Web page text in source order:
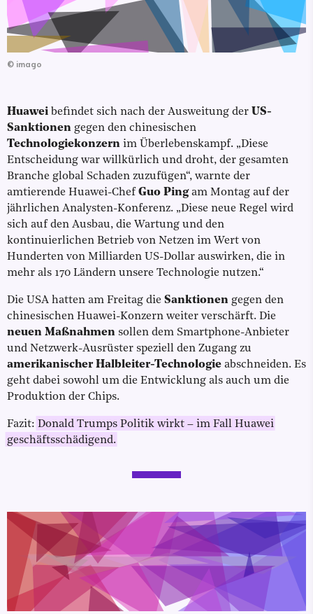
© imago
Huawei befindet sich nach der Ausweitung der US-
Sanktionen gegen den chinesischen
Technologiekonzern im Überlebenskampf. „Diese
Entscheidung war willkürlich und droht, der gesamten
Branche global Schaden zuzufügen“, warnte der
amtierende Huawei-Chef Guo Pingam Montag auf der
jährlichen Analysten-Konferenz. „Diese neue Regel wird
sich auf den Ausbau, die Wartung und den
kontinuierlichen Betrieb von Netzen im Wert von
Hunderten von Milliarden US-Dollar auswirken, die in
mehr als 170 Ländern unsere Technologie nutzen.“
Die USA hatten am Freitag die Sanktionen gegen den
chinesischen Huawei-Konzern weiter verschärft. Die
neuen Maßnahmen sollen dem Smartphone-Anbieter
und Netzwerk-Ausrüster speziell den Zugang zu
amerikanischer Halbleiter-Technologie abschneiden. Es
geht dabei sowohl um die Entwicklung als auch um die
Produktion der Chips.
Fazit: Donald Trumps Politik wirkt – im Fall Huawei
geschäftsschädigend.